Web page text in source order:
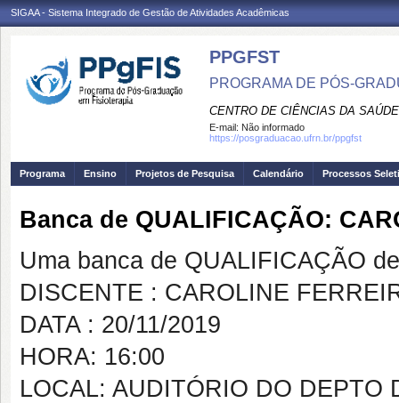
SIGAA - Sistema Integrado de Gestão de Atividades Acadêmicas
PPGFST
PROGRAMA DE PÓS-
CENTRO DE CIÊNCIAS DA SAÚDE
E-mail: Não informado
https://posgraduacao.ufrn.br/ppgfst
Programa Ensino Projetos de Pesquisa Calendário Processos
Banca de QUALIFICAÇÃO:
Uma banca de QUALIFICAÇÃO
DISCENTE : CAROLINE
DATA : 20/11/2019
HORA: 16:00
LOCAL: AUDITÓRIO DO DEPTO